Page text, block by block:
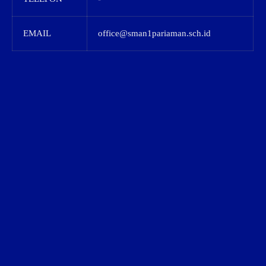
EMAIL office@sman1pariaman.sch.id